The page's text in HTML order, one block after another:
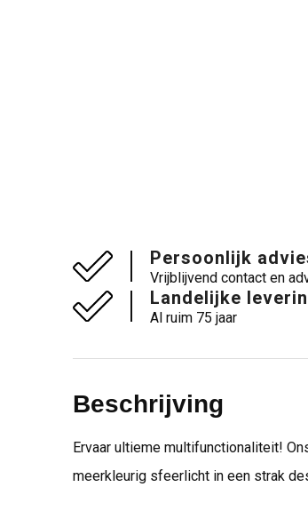
Persoonlijk
Vrijblijvend contact en
Landelijke
Al ruim 75 jaar
Beschrijving
Ervaar ultieme multifunctionaliteit!
meerkleurig sfeerlicht in een strak